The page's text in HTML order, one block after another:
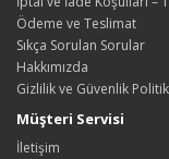
Ödeme ve Teslimat
Sıkça Sorulan Sorular
Hakkımızda
Gizlilik ve Güvenlik
Müşteri Servisi
İletişim